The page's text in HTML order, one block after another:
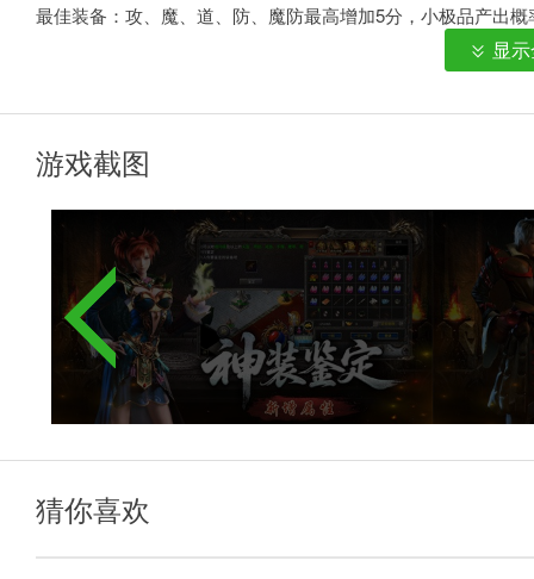
最佳装备：攻、魔、道、防、魔防最高增加5分，小极品产出
武器终极：屠龙，嗜魂法杖，倚天剑(藏魔王掉落的几率很小)
3、[武器强化](沙巴克)
所有武器最大化为+7，每次升级的主要属性增加1-3点。黑铁
选择决定。珠宝的主要属性越高，成功率就越大！
显
游戏截图
猜你喜欢